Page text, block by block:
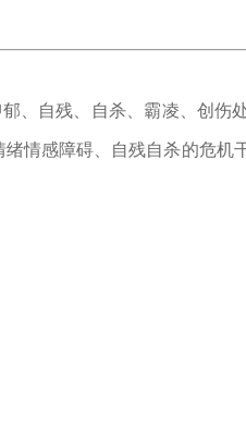
自残、自杀、霸凌、创伤
情感障碍、自残自杀的危机